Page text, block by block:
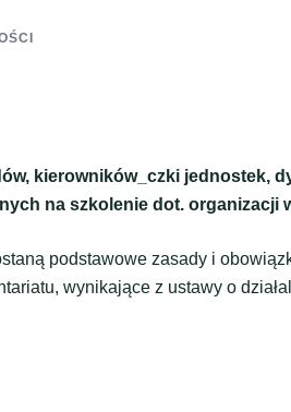
kierowników_czki jednostek,
na szkolenie dot. organizacji
podstawowe zasady i
wynikające z ustawy o